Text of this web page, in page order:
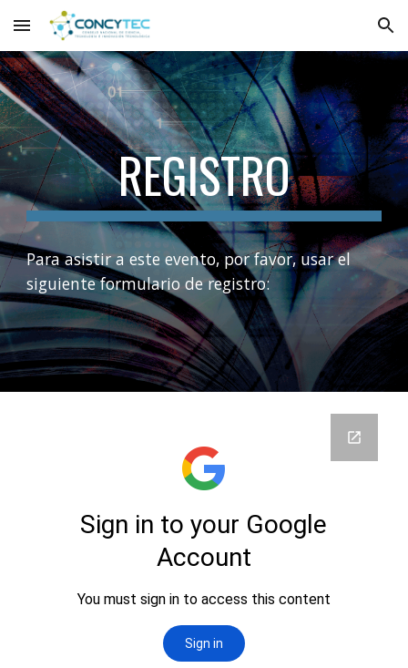
Skip to main content Skip to navigation
REGISTRO
Para asistir a este evento, por favor, usar el
siguiente formulario de registro: